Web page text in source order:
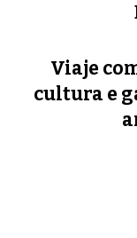
Viaje
cultura e